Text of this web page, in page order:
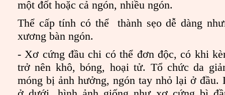
một đốt hoặc cả ngón, nhiều ngón.
Thể cấp tính có thể thành sẹo dễ dàng
xương bàn ngón.
- Xơ cứng đầu chi có thể đơn độc, có khi
trở nên khô, bóng, hoại tử. Tổ chức da
móng bị ảnh hưởng, ngón tay nhỏ lại ở đầu.